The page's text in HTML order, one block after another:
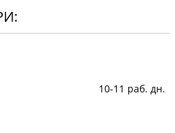
10-11 раб. дн.